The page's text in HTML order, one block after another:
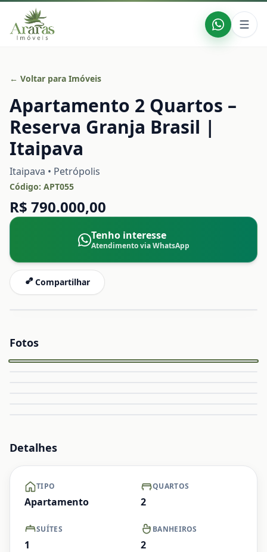
← Voltar para Imóveis
Apartamento 2 Quartos –
Reserva Granja Brasil |
Itaipava
Itaipava • Petrópolis
Código: APT055
R$ 790.000,00
Tenho interesse
Atendimento via WhatsApp
Compartilhar
Fotos
Capa
Detalhes
TIPO
Apartamento
QUARTOS
2
SUÍTES
1
BANHEIROS
2